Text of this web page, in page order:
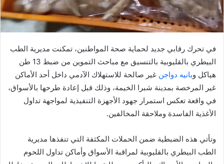
في تحرك رقابي جديد لحماية صحة المواطنين، تمكنت مديرية الطب
البيطري بالقليوبية بالتنسيق مع مباحث التموين من ضبط 13 طن
هياكل وبانيه دواجن غير صالحة للاستهلاك الآدمي داخل أحد الأماكن
غير المرخصة بمدينة شبرا الخيمة، وذلك قبل إعادة طرحها بالأسواق،
في واقعة تعكس استمرار جهود الأجهزة التنفيذية لمواجهة تداول
الأغذية الفاسدة وملاحقة المخالفين.
وتأتي هذه الضبطية ضمن الحملات المكثفة التي تنفذها مديرية
الطب البيطري بالقليوبية لمراقبة الأسواق وأماكن تداول اللحوم